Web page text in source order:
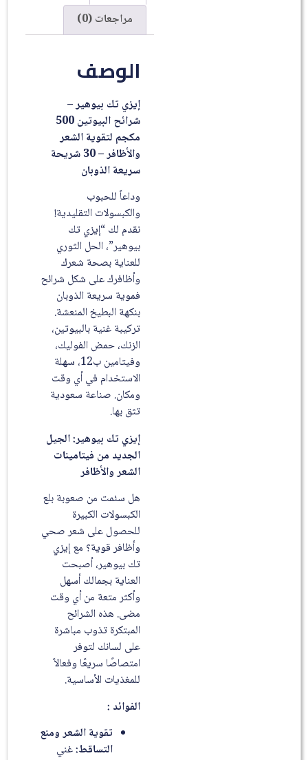
مراجعات (0)
الوصف
إيزي تك بيوهير –
شرائح البيوتين 500
مكجم لتقوية الشعر
والأظافر – 30 شريحة
سريعة الذوبان
وداعاً للحبوب
والكبسولات التقليدية!
نقدم لك “إيزي تك
بيوهير”، الحل الثوري
للعناية بصحة شعرك
وأظافرك على شكل شرائح
فموية سريعة الذوبان
بنكهة البطيخ المنعشة.
تركيبة غنية بالبيوتين،
الزنك، حمض الفوليك،
وفيتامين ب12، سهلة
الاستخدام في أي وقت
ومكان. صناعة سعودية
تثق بها.
إيزي تك بيوهير: الجيل
الجديد من فيتامينات
الشعر والأظافر
هل سئمت من صعوبة بلع
الكبسولات الكبيرة
للحصول على شعر صحي
وأظافر قوية؟ مع إيزي
تك بيوهير، أصبحت
العناية بجمالك أسهل
وأكثر متعة من أي وقت
مضى. هذه الشرائح
المبتكرة تذوب مباشرة
على لسانك لتوفر
امتصاصًا سريعًا وفعالاً
للمغذيات الأساسية.
الفوائد :
تقوية الشعر ومنع
التساقط:غني